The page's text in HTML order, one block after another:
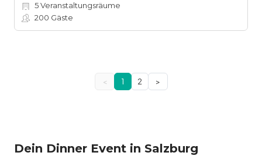
5Veranstaltungsräume
200 Gäste
< 1 2 >
Dein Dinner Event in Salzburg